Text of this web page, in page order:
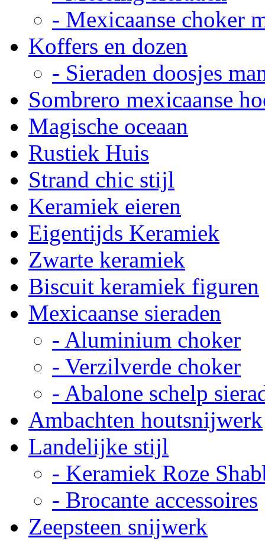
- Mexicaanse choker
Koffers en dozen
- Sieraden doosjes
Sombrero mexicaanse
Magische oceaan
Rustiek Huis
Strand chic stijl
Keramiek eieren
Eigentijds Keramiek
Zwarte keramiek
Biscuit keramiek figuren
Mexicaanse sieraden
- Aluminium choker
- Verzilverde choker
- Abalone schelp
Ambachten houtsnijwerk
Landelijke stijl
- Keramiek Roze
- Brocante accessoires
Zeepsteen snijwerk